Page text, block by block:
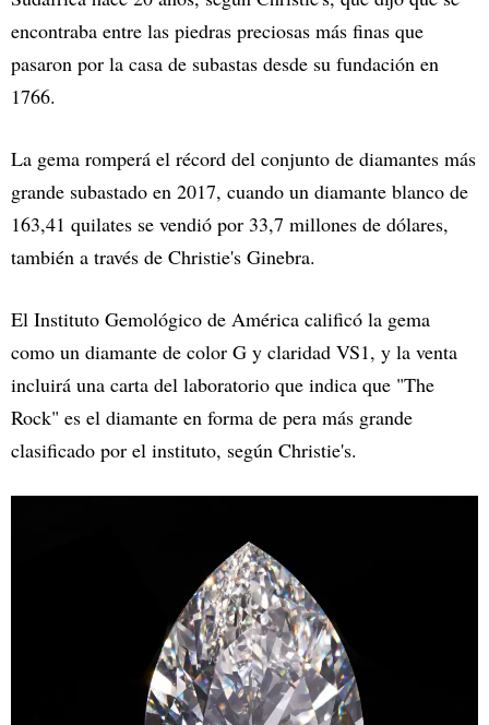
encontraba entre las piedras preciosas más finas que
pasaron por la casa de subastas desde su fundación en
1766.
La gema romperá el récord del conjunto de diamantes más
grande subastado en 2017, cuando un diamante blanco de
163,41 quilates se vendió por 33,7 millones de dólares,
también a través de Christie's Ginebra.
El Instituto Gemológico de América calificó la gema
como un diamante de color G y claridad VS1, y la venta
incluirá una carta del laboratorio que indica que "The
Rock" es el diamante en forma de pera más grande
clasificado por el instituto, según Christie's.